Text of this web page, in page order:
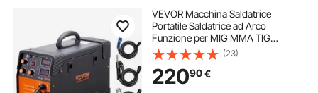
VEVOR Macchina Saldatrice
Portatile Saldatrice ad Arco
Funzione per MIG MMA TIG
Corrente tra 30-200A, Saldatrice
Portatile Spessore del Filo 0,8 mm
& 1 mm, Saldatrice ad Arco Portatile
8,4kg
(23)
22090€